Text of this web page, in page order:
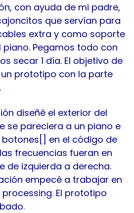
con ayuda de mi padre,
que servían para
extra y como soporte
Pegamos todo con
secar 1 día. El objetivo de
prototipo con la parte
diseñé el exterior del
se pareciera a un piano e
en el código de
frecuencias fueran en
de izquierda a derecha.
empecé a trabajar en
El prototipo